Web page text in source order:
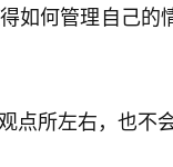
如何管理自己
点所左右，也不